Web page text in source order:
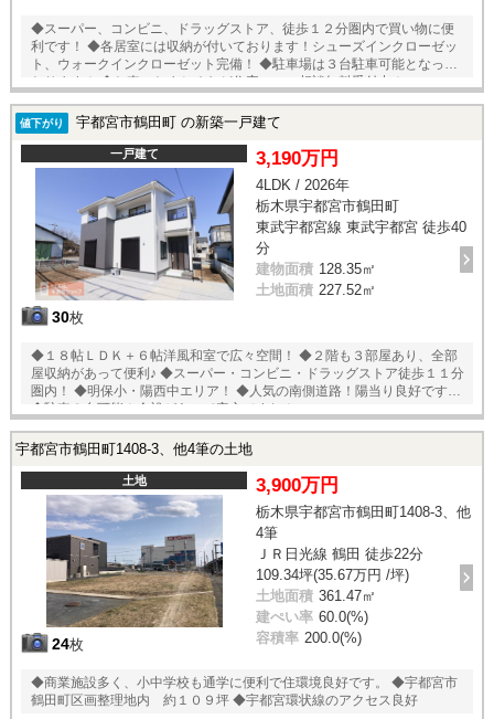
◆スーパー、コンビニ、ドラッグストア、徒歩１２分圏内で買い物に便
利です！ ◆各居室には収納が付いております！シューズインクローゼッ
ト、ウォークインクローゼット完備！ ◆駐車場は３台駐車可能となって
おります！ ◆お車のおまとめなど住宅ローン相談無料受付中！
値下がり 宇都宮市鶴田町 の新築一戸建て
一戸建て
30枚
3,190万円
4LDK / 2026年
栃木県宇都宮市鶴田町
東武宇都宮線 東武宇都宮 徒歩40
分
建物面積 128.35㎡
土地面積 227.52㎡
◆１８帖ＬＤＫ＋６帖洋風和室で広々空間！ ◆２階も３部屋あり、全部
屋収納があって便利♪ ◆スーパー・コンビニ・ドラッグストア徒歩１１分
圏内！ ◆明保小・陽西中エリア！ ◆人気の南側道路！陽当り良好です！
◆駐車３台可能！余裕があって安心ですね！
宇都宮市鶴田町1408-3、他4筆の土地
土地
24枚
3,900万円
栃木県宇都宮市鶴田町1408-3、他
4筆
ＪＲ日光線 鶴田 徒歩22分
109.34坪(35.67万円 /坪)
土地面積 361.47㎡
建ぺい率 60.0(%)
容積率 200.0(%)
◆商業施設多く、小中学校も通学に便利で住環境良好です。 ◆宇都宮市
鶴田町区画整理地内 約１０９坪 ◆宇都宮環状線のアクセス良好